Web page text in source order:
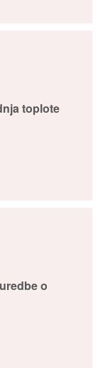
toplote
o